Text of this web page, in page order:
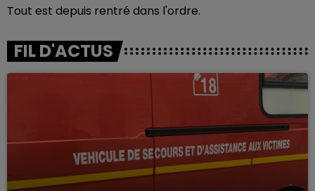
Tout est depuis rentré dans l'ordre.
FIL D'ACTUS